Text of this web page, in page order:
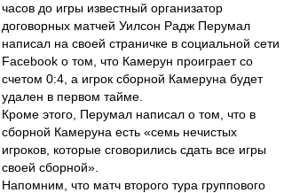
часов до игры известный организатор
договорных матчей Уилсон Радж Перумал
написал на своей страничке в социальной сети
Facebook о том, что Камерун проиграет со
счетом 0:4, а игрок сборной Камеруна будет
удален в первом тайме.
Кроме этого, Перумал написал о том, что в
сборной Камеруна есть «семь нечистых
игроков, которые сговорились сдать все игры
своей сборной».
Напомним, что матч второго тура группового